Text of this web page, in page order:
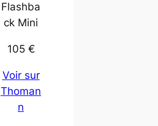
Flashba
ck Mini
105 €
Voir sur
Thoman
n